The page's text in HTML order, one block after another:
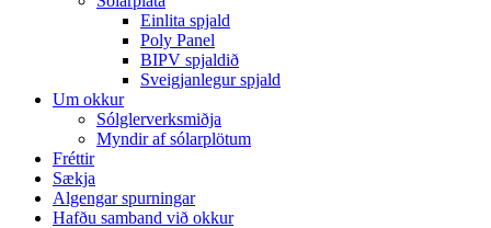
Einlita spjald
Poly Panel
BIPV spjaldið
Sveigjanlegur spjald
Um okkur
Sólglerverksmiðja
Myndir af sólarplötum
Fréttir
Sækja
Algengar spurningar
Hafðu samband við okkur